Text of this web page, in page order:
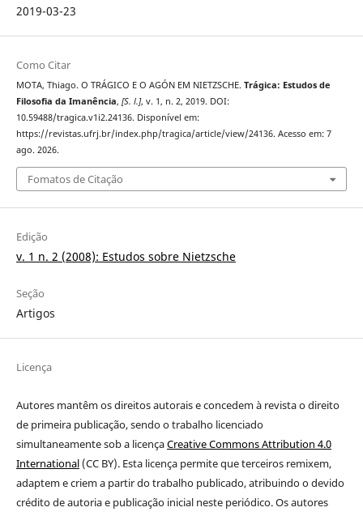
2019-03-23
Como Citar
MOTA, Thiago. O TRÁGICO E O AGÓN EM NIETZSCHE. Trágica: Estudos de
Filosofia da Imanência, [S. l.], v. 1, n. 2, 2019. DOI:
10.59488/tragica.v1i2.24136. Disponível em:
https://revistas.ufrj.br/index.php/tragica/article/view/24136. Acesso em: 7
ago. 2026.
Fomatos de Citação
Edição
v. 1 n. 2 (2008): Estudos sobre Nietzsche
Seção
Artigos
Licença
Autores mantêm os direitos autorais e concedem à revista o direito
de primeira publicação, sendo o trabalho licenciado
simultaneamente sob a licençaCreative Commons Attribution 4.0
International(CC BY). Esta licença permite que terceiros remixem,
adaptem e criem a partir do trabalho publicado, atribuindo o devido
crédito de autoria e publicação inicial neste periódico. Os autores